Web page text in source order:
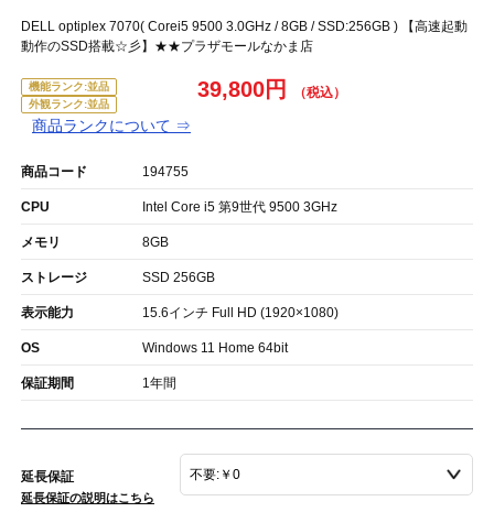
DELL optiplex 7070( Corei5 9500 3.0GHz / 8GB / SSD:256GB ) 【高速起動
動作のSSD搭載☆彡】★★プラザモールなかま店
機能ランク:並品
外観ランク:並品
商品ランクについて ⇒
39,800円
商品コード 194755
CPU Intel Core i5 第9世代 9500 3GHz
メモリ 8GB
ストレージ SSD 256GB
表示能力 15.6インチ Full HD (1920×1080)
OS Windows 11 Home 64bit
保証期間 1年間
延長保証
延長保証の説明はこちら